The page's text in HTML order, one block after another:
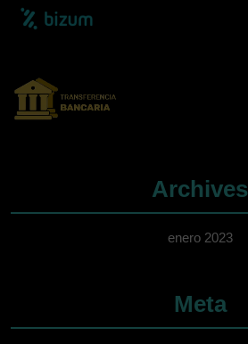
Archives
enero 2023
Meta